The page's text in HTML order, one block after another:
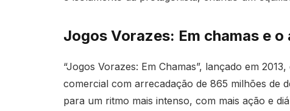
Jogos Vorazes: Em chamas e
“Jogos Vorazes: Em Chamas”, lançado em
comercial com arrecadação de 865 milhões de
para um ritmo mais intenso, com mais ação e